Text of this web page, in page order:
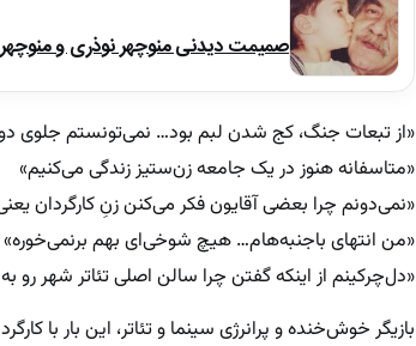
صمیمت دیدنی منوچهر نوذری و
«از تبعات جنگ، کج شدن لبم بود… نمی‌تونستم جلوی
«متاسفانه هنوز در یک جامعه زن‌ستیز زندگی می‌کنیم»
«نمی‌دونم چرا بعضی آقایون فکر می‌کنن زنِ کارگردان
«من انتهای باجنبه‌هام… هیچ شوخی‌ای بهم برنمی‌خوره»
«دل‌چرکینم از اینکه گفتن چرا سالن اصلی تئاتر شهر رو
بازیگر خوش‌خنده و پرانرژی سینما و تئاتر، این بار با